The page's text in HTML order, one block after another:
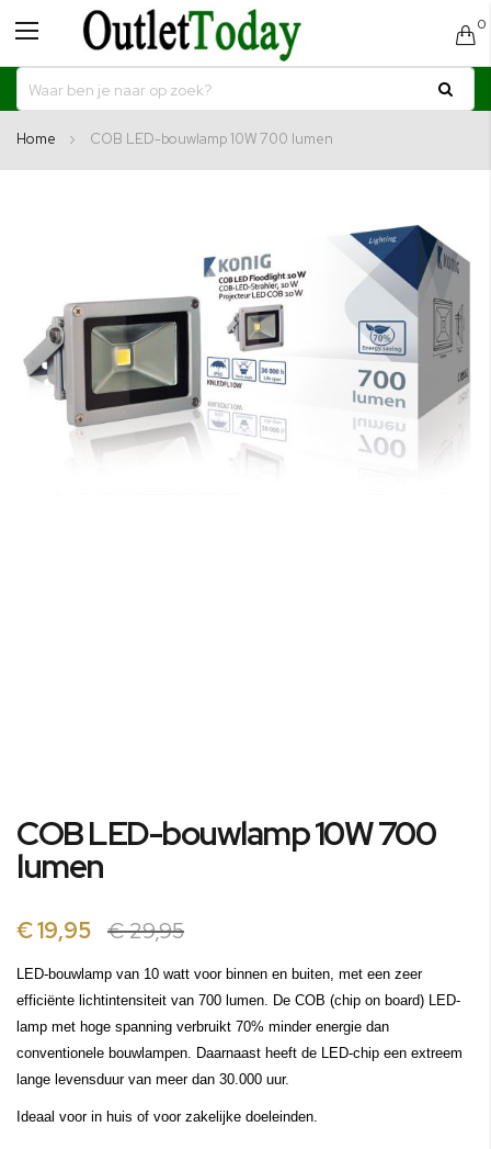
Toggle
0
Home COB LED-bouwlamp 10W 700 lumen
de
afbeeldingen-
gallerij
naar
het
begin
de
gallerij
COB LED-bouwlamp 10W 700
lumen
€ 19,95 € 29,95
LED-bouwlamp van 10 watt voor binnen en buiten, met een zeer
efficiënte lichtintensiteit van 700 lumen. De COB (chip on board) LED-
lamp met hoge spanning verbruikt 70% minder energie dan
conventionele bouwlampen. Daarnaast heeft de LED-chip een extreem
lange levensduur van meer dan 30.000 uur.
Ideaal voor in huis of voor zakelijke doeleinden.